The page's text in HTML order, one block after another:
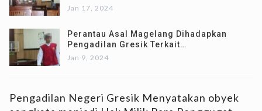
Jan 17, 2024
Perantau Asal Magelang Dihadapkan
Pengadilan Gresik Terkait…
Jan 9, 2024
Pengadilan Negeri Gresik Menyatakan obyek